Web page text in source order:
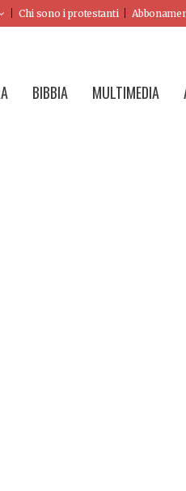
Chi sono i protestanti
BIBBIA MULTIMEDIA